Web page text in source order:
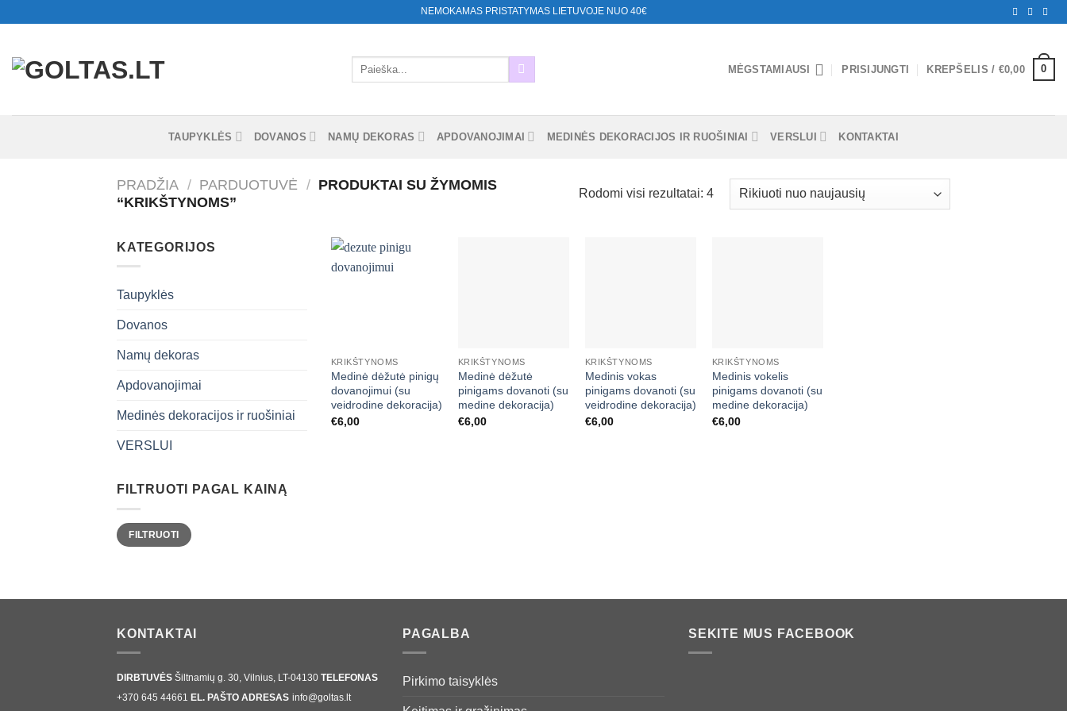
NEMOKAMAS PRISTATYMAS LIETUVOJE NUO 40€
Ieškoti:
MĖGSTAMIAUSI PRISIJUNGTI KREPŠELIS / €0,00 0
TAUPYKLĖS DOVANOS NAMŲ DEKORAS APDOVANOJIMAI MEDINĖS DEKORACIJOS IR RUOŠINIAI VERSLUI KONTAKTAI
PRADŽIA / PARDUOTUVĖ / PRODUKTAI SU ŽYMOMIS
“KRIKŠTYNOMS”
Rodomi visi rezultatai: 4
KATEGORIJOS
Taupyklės
Dovanos
Namų dekoras
Apdovanojimai
Medinės dekoracijos ir ruošiniai
VERSLUI
FILTRUOTI PAGAL KAINĄ
Min
kaina
Maks
kainaFILTRUOTI
KRIKŠTYNOMS
Medinė dėžutė pinigų
dovanojimui (su
veidrodine dekoracija)
€6,00
KRIKŠTYNOMS
Medinė dėžutė
pinigams dovanoti (su
medine dekoracija)
€6,00
KRIKŠTYNOMS
Medinis vokas
pinigams dovanoti (su
veidrodine dekoracija)
€6,00
KRIKŠTYNOMS
Medinis vokelis
pinigams dovanoti (su
medine dekoracija)
€6,00
KONTAKTAI
DIRBTUVĖS Šiltnamių g. 30, Vilnius, LT-04130 TELEFONAS
+370 645 44661 EL. PAŠTO ADRESAS info@goltas.lt
PAGALBA
Pirkimo taisyklės
SEKITE MUS FACEBOOK